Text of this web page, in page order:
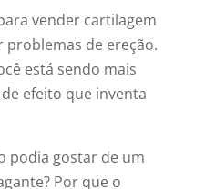
vender cartilagem
de ereção.
está sendo mais
efeito que inventa
podia gostar de um
Por que o